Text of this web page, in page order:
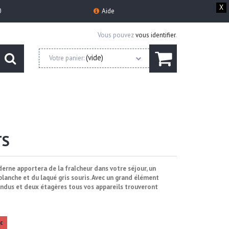
X
Aide
Vous pouvezvous identifier.
Votre panier:(vide)
apportera de la fraîcheur dans votre séjour, un
et du laqué gris souris. Avec un grand élément
et deux étagères tous vos appareils trouveront